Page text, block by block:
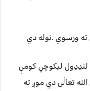
ته ورسوي .نوله دي
لنډډول ليکوچي کومې
تعالٰی دي موږ ته